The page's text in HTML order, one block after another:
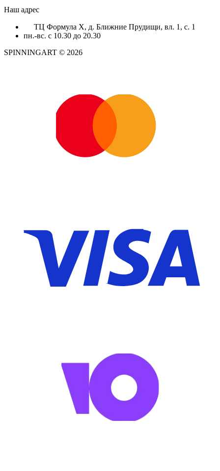
Наш адрес
ТЦ Формула X, д. Ближние Прудищи, вл. 1, с. 1
пн.-вс. с 10.30 до 20.30
SPINNINGART © 2026